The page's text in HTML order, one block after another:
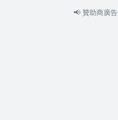
📢 贊助商廣告